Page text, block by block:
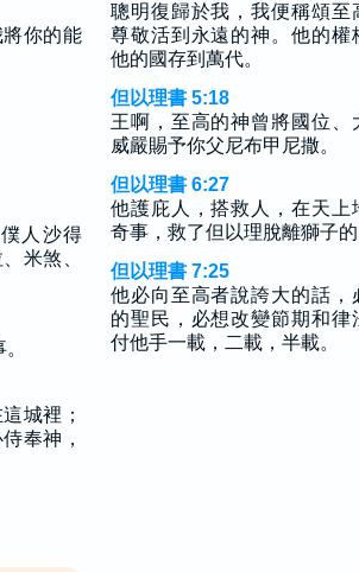
你的能
人沙得
米煞、
城裡；
奉神，
聰明復歸於我，我便稱頌至
尊敬活到永遠的神。他的權
他的國存到萬代。
但以理書 5:18
王啊，至高的神曾將國位、
威嚴賜予你父尼布甲尼撒。
但以理書 6:27
他護庇人，搭救人，在天上
奇事，救了但以理脫離獅子的
但以理書 7:25
他必向至高者說誇大的話，
的聖民，必想改變節期和律
付他手一載，二載，半載。